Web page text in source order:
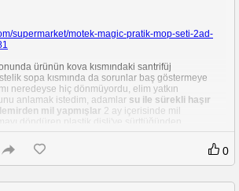
supermarket/motek-magic-pratik-mop-seti-2ad-
ürünün kova kısmındaki santrifüj
sopa kısmında da sorunlar baş göstermeye
neredeyse hiç dönmüyordu, elim yatkın
anlamak istedim, adamlar su ile sürekli haşır
mil yapmışlar 2 ay içerisinde mil
söküp mil'i güzelce zımparaladım ve ürün ilk
başladı, tabi aradan 2 hafta geçtikten sonra
sefer hiç dönmemeye başladı, ürünü söktüm ve bu
mil'in dişliye kaynadığını gördüm, öylesine
0